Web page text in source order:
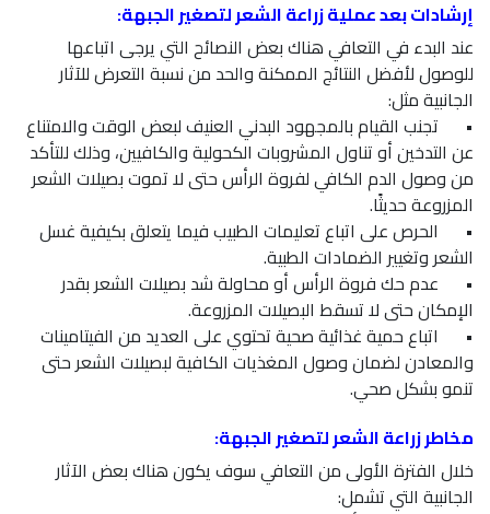
إرشادات بعد عملية زراعة الشعر لتصغير الجبهة:
عند البدء في التعافي هناك بعض النصائح التي يرجى اتباعها
للوصول لأفضل النتائج الممكنة والحد من نسبة التعرض للآثار
الجانبية مثل:
•
تجنب القيام بالمجهود البدني العنيف لبعض الوقت والامتناع
عن التدخين أو تناول المشروبات الكحولية والكافيين، وذلك للتأكد
من وصول الدم الكافي لفروة الرأس حتى لا تموت بصيلات الشعر
المزروعة حديثًا.
•
الحرص على اتباع تعليمات الطبيب فيما يتعلق بكيفية غسل
الشعر وتغيير الضمادات الطبية.
•
عدم حك فروة الرأس أو محاولة شد بصيلات الشعر بقدر
الإمكان حتى لا تسقط البصيلات المزروعة.
•
اتباع حمية غذائية صحية تحتوي على العديد من الفيتامينات
والمعادن لضمان وصول المغذيات الكافية لبصيلات الشعر حتى
تنمو بشكل صحي.
مخاطر زراعة الشعر لتصغير الجبهة:
خلال الفترة الأولى من التعافي سوف يكون هناك بعض الآثار
الجانبية التي تشمل: